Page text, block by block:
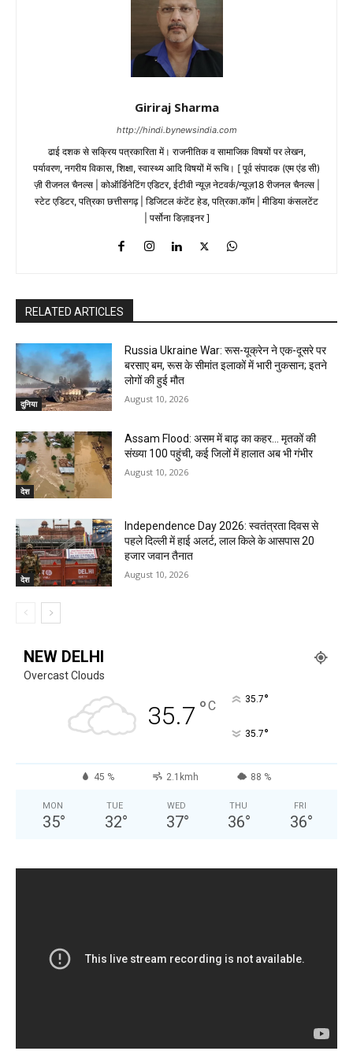
Giriraj Sharma
http://hindi.bynewsindia.com
ढाई दशक से सक्रिय पत्रकारिता में। राजनीतिक व सामाजिक विषयों पर लेखन,
पर्यावरण, नगरीय विकास, शिक्षा, स्वास्थ्य आदि विषयों में रूचि। [ पूर्व संपादक (एम एंड सी)
ज़ी रीजनल चैनल्स | कोऑर्डिनेटिंग एडिटर, ईटीवी न्यूज़ नेटवर्क/न्यूज़18 रीजनल चैनल्स |
स्टेट एडिटर, पत्रिका छत्तीसगढ़ | डिजिटल कंटेंट हेड, पत्रिका.कॉम | मीडिया कंसलटेंट
| पर्सोना डिज़ाइनर ]
RELATED ARTICLES
दुनिया
Russia Ukraine War: रूस-यूक्रेन ने एक-दूसरे पर
बरसाए बम, रूस के सीमांत इलाकों में भारी नुकसान; इतने
लोगों की हुई मौत
August 10, 2026
देश
Assam Flood: असम में बाढ़ का कहर… मृतकों की
संख्या 100 पहुंची, कई जिलों में हालात अब भी गंभीर
August 10, 2026
देश
Independence Day 2026: स्वतंत्रता दिवस से
पहले दिल्ली में हाई अलर्ट, लाल किले के आसपास 20
हजार जवान तैनात
August 10, 2026
NEW DELHI
Overcast Clouds
35.7 °C 35.7°
35.7°
45 % 2.1kmh 88 %
MON
35°
TUE
32°
WED
37°
THU
36°
FRI
36°